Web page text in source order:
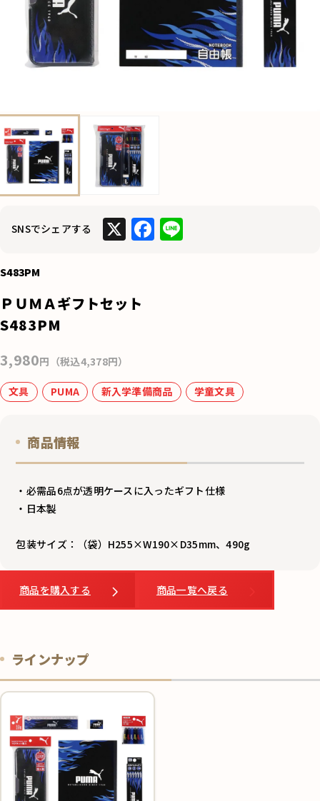
SNSでシェアする X F
k
Li
S483PM
ＰＵＭＡギフトセット
S483PM
3,980円（税込4,378円）
文具 PUMA 新入学準備商品 学童文具
商品情報
・必需品6点が透明ケースに入ったギフト仕様
・日本製
包装サイズ：（袋）H255×W190×D35mm、490g
商品を購入する 商品一覧へ戻る
ラインナップ